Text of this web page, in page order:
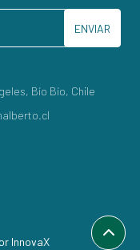
ENVIAR
Bío Bío, Chile
InnovaX